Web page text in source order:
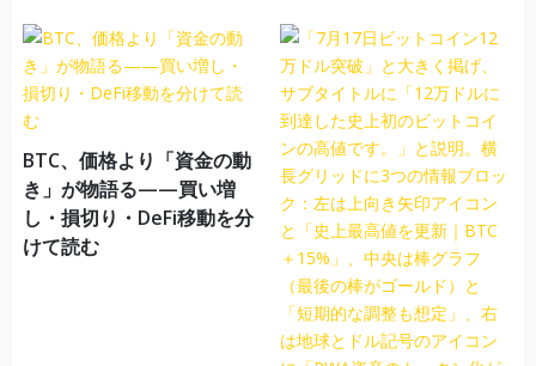
BTC、価格より「資金の動
き」が物語る——買い増
し・損切り・DeFi移動を分
けて読む